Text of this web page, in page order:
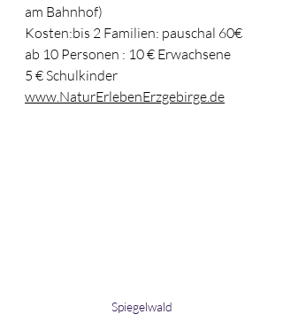
am Bahnhof)
Kosten:bis 2 Familien: pauschal 60€
ab 10 Personen : 10 € Erwachsene
5 € Schulkinder
www.NaturErlebenErzgebirge.de
Spiegelwald